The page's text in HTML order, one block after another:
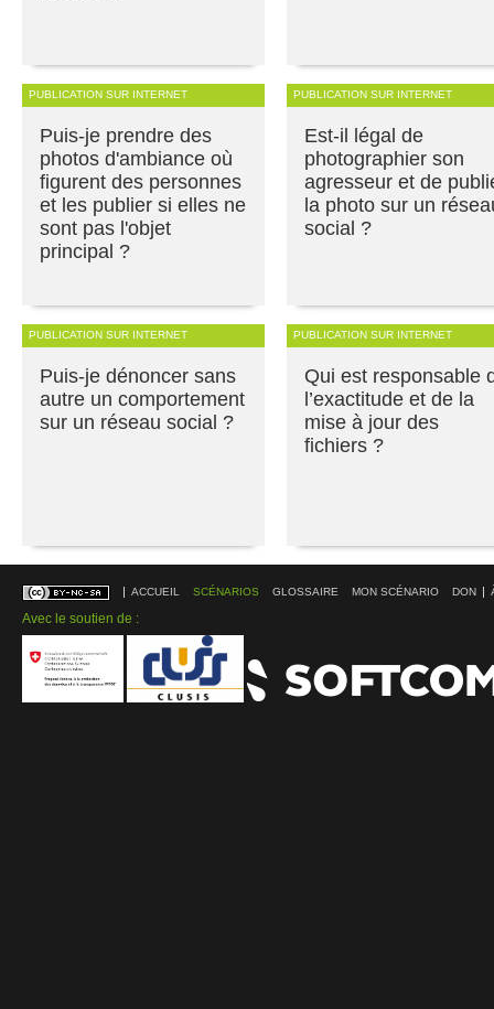
PUBLICATION SUR INTERNET
Puis-je prendre des
photos d'ambiance où
figurent des personnes
et les publier si elles ne
sont pas l'objet
principal ?
PUBLICATION SUR INTERNET
Est-il légal de
photographier son
agresseur et de
la photo sur un
social ?
PUBLICATION SUR INTERNET
Puis-je dénoncer sans
autre un comportement
sur un réseau social ?
PUBLICATION SUR INTERNET
Qui est responsable
l’exactitude et de la
mise à jour des
fichiers ?
ACCUEIL SCÉNARIOS GLOSSAIRE MON SCÉNARIO DON
Avec le soutien de :